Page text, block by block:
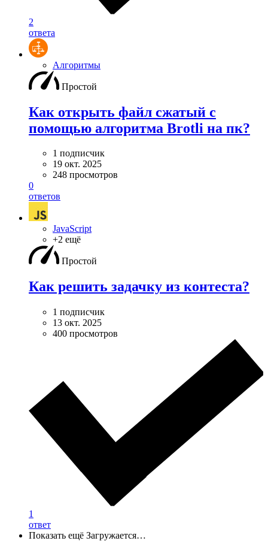
2
ответа
Алгоритмы
Простой
Как открыть файл сжатый с
помощью алгоритма Brotli на пк?
1 подписчик
19 окт. 2025
248 просмотров
0
ответов
JavaScript
+2 ещё
Простой
Как решить задачку из контеста?
1 подписчик
13 окт. 2025
400 просмотров
1
ответ
Показать ещё Загружается…